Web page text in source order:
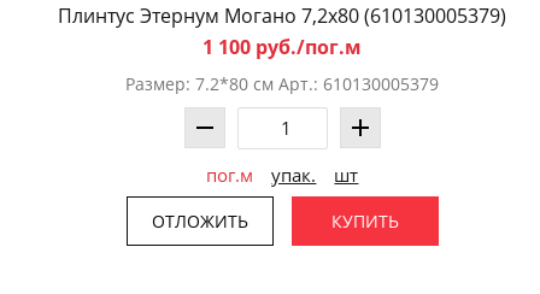
Плинтус Этернум Могано 7,2x80 (610130005379)
1 100 руб./пог.м
Размер: 7.2*80 см Арт.: 610130005379
пог.м упак. шт
ОТЛОЖИТЬ КУПИТЬ